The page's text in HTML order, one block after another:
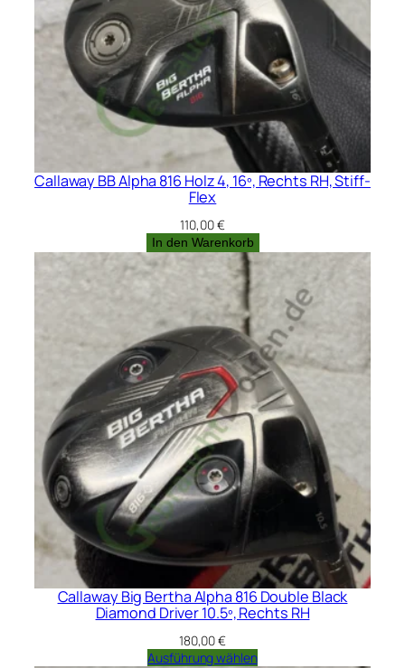
Callaway BB Alpha 816 Holz 4, 16º, Rechts RH, Stiff-
Flex
110,00€
In den Warenkorb
Callaway Big Bertha Alpha 816 Double Black
Diamond Driver 10.5º, Rechts RH
180,00€
Ausführung wählen